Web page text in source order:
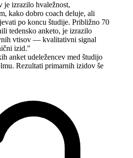
je izrazilo hvaležnost,
kako dobro coach deluje, ali
po koncu študije. Približno 70
tedensko anketo, je izrazilo
vtisov — kvalitativni signal
izid."
anket udeležencev med študijo
Rezultati primarnih izidov še